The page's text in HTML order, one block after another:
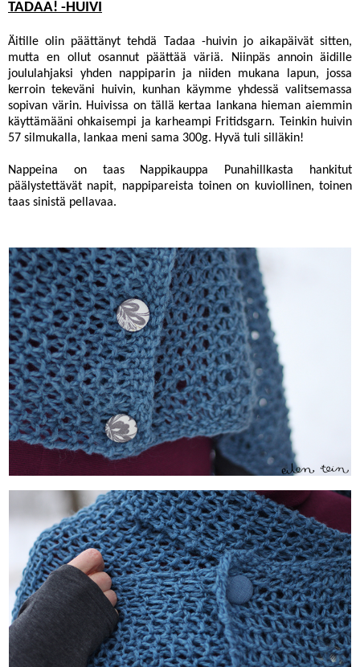
TADAA! -HUIVI
Äitille olin päättänyt tehdä Tadaa -huivinjo aikapäivät sitten,
mutta en ollut osannut päättää väriä. Niinpäs annoin äidille
joululahjaksi yhden nappiparin ja niiden mukana lapun, jossa
kerroin tekeväni huivin, kunhan käymme yhdessä valitsemassa
sopivan värin. Huivissa on tällä kertaa lankana hieman aiemmin
käyttämääni ohkaisempi ja karheampi Fritidsgarn. Teinkin huivin
57 silmukalla, lankaa meni sama 300g. Hyvä tuli silläkin!
Nappeina on taas Nappikauppa Punahillkasta hankitut
päälystettävät napit, nappipareista toinen on kuviollinen, toinen
taas sinistä pellavaa.